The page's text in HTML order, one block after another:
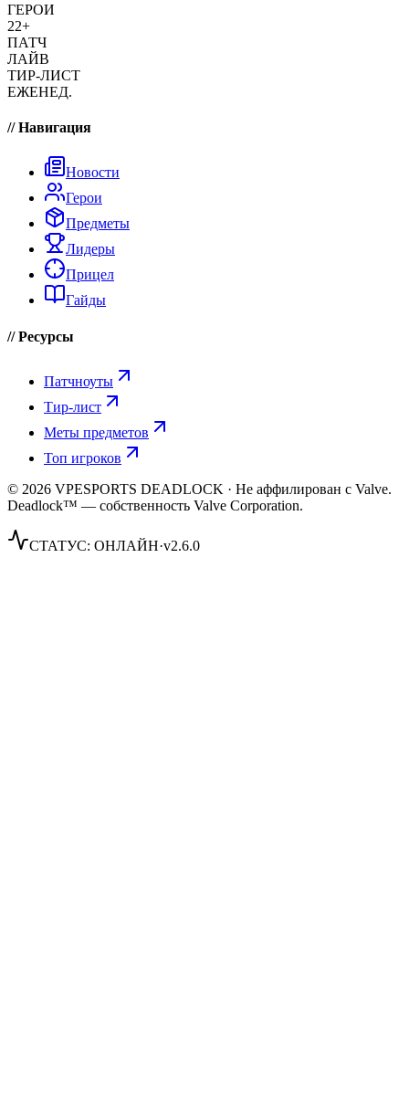
ГЕРОИ
22+
ПАТЧ
ЛАЙВ
ТИР-ЛИСТ
ЕЖЕНЕД.
// Навигация
Новости
Герои
Предметы
Лидеры
Прицел
Гайды
// Ресурсы
Патчноуты
Тир-лист
Меты предметов
Топ игроков
© 2026 VPESPORTS DEADLOCK · Не аффилирован с Valve.
Deadlock™ — собственность Valve Corporation.
СТАТУС: ОНЛАЙН·v2.6.0